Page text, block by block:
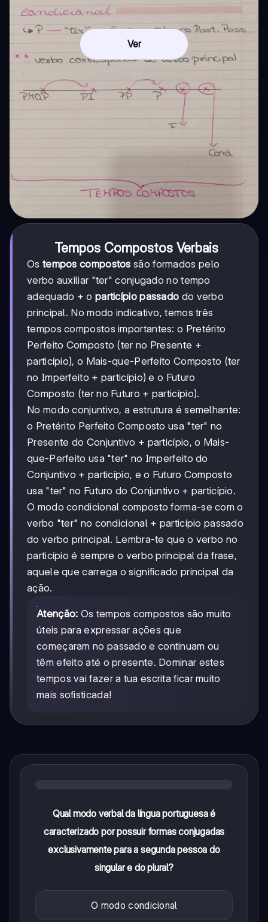
Ver
Tempos Compostos Verbais
Os tempos compostos são formados pelo
verbo auxiliar "ter" conjugado no tempo
adequado + o particípio passado do verbo
principal. No modo indicativo, temos três
tempos compostos importantes: o Pretérito
Perfeito Composto (ter no Presente +
particípio), o Mais-que-Perfeito Composto (ter
no Imperfeito + particípio) e o Futuro
Composto (ter no Futuro + particípio).
No modo conjuntivo, a estrutura é semelhante:
o Pretérito Perfeito Composto usa "ter" no
Presente do Conjuntivo + particípio, o Mais-
que-Perfeito usa "ter" no Imperfeito do
Conjuntivo + particípio, e o Futuro Composto
usa "ter" no Futuro do Conjuntivo + particípio.
O modo condicional composto forma-se com o
verbo "ter" no condicional + particípio passado
do verbo principal. Lembra-te que o verbo no
particípio é sempre o verbo principal da frase,
aquele que carrega o significado principal da
ação.
Atenção: Os tempos compostos são muito
úteis para expressar ações que
começaram no passado e continuam ou
têm efeito até o presente. Dominar estes
tempos vai fazer a tua escrita ficar muito
mais sofisticada!
Qual modo verbal da língua portuguesa é
caracterizado por possuir formas conjugadas
exclusivamente para a segunda pessoa do
singular e do plural?
O modo condicional